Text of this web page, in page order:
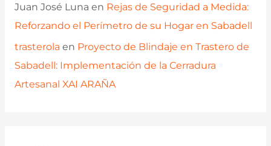
Juan José Luna en Rejas de Seguridad a Medida:
Reforzando el Perímetro de su Hogar en Sabadell
trasterola en Proyecto de Blindaje en Trastero de
Sabadell: Implementación de la Cerradura
Artesanal XAI ARAÑA